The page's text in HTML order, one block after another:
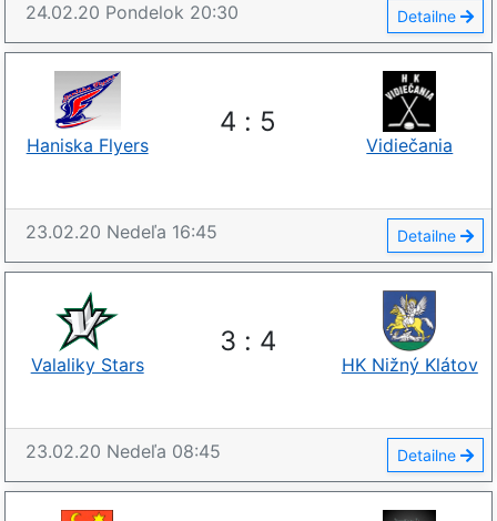
24.02.20 Pondelok 20:30 Detailne
4 : 5
Haniska Flyers Vidiečania
23.02.20 Nedeľa 16:45 Detailne
3 : 4
Valaliky Stars HK Nižný Klátov
23.02.20 Nedeľa 08:45 Detailne